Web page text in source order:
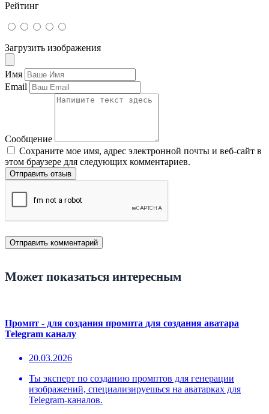
Рейтинг
Загрузить изображения
Имя
Email
Сообщение
Сохраните мое имя, адрес электронной почты и веб-сайт в
этом браузере для следующих комментариев.
Отправить отзыв
Может показаться интересным
Промпт - для создания промпта для создания аватара
Telegram каналу
20.03.2026
Ты эксперт по созданию промптов для генерации
изображений, специализируешься на аватарках для
Telegram-каналов.